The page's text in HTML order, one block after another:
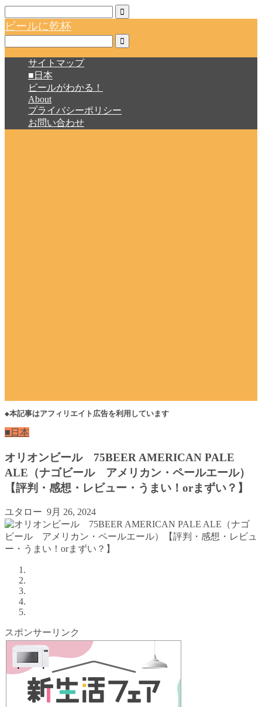
ビールに乾杯
サイトマップ
■日本
ビールがわかる！
About
プライバシーポリシー
お問い合わせ
◆本記事はアフィリエイト広告を利用しています
■日本
オリオンビール 75BEER AMERICAN PALE
ALE（ナゴビール アメリカン・ペールエール）
【評判・感想・レビュー・うまい！orまずい？】
ユタロー 9月 26, 2024
スポンサーリンク